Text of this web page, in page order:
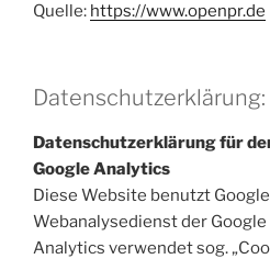
Quelle: https://www.openpr.de
Datenschutzerklärung:
Datenschutzerklärung für
Google Analytics
Diese Website benutzt
Webanalysedienst der Google
Analytics verwendet sog.